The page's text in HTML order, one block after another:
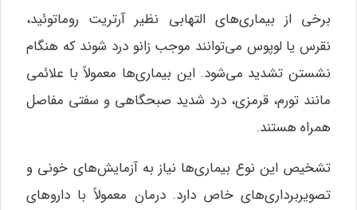
برخی از بیماری‌های التهابی نظیر آرتریت روماتوئید،
نقرس یا لوپوس می‌توانند موجب زانو درد شوند که هنگام
نشستن تشدید می‌شود. این بیماری‌ها معمولاً با علائمی
مانند تورم، قرمزی، درد شدید صبحگاهی و سفتی مفاصل
همراه هستند.
تشخیص این نوع بیماری‌ها نیاز به آزمایش‌های خونی و
تصویربرداری‌های خاص دارد. درمان معمولاً با داروهای